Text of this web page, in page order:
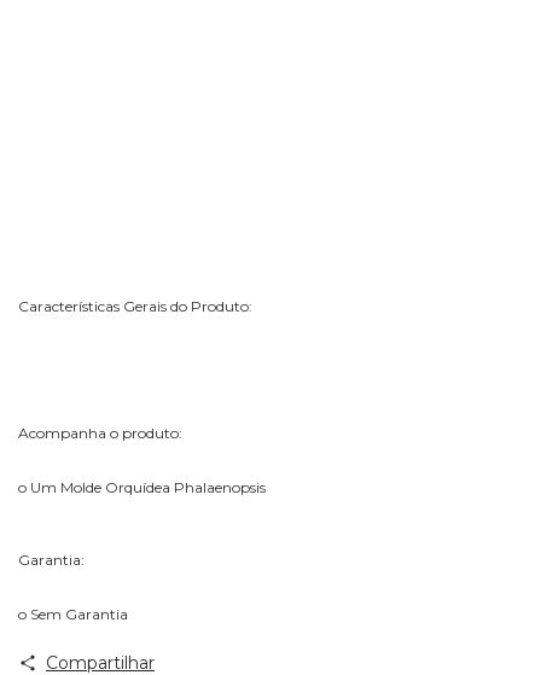
Características Gerais do Produto:
Acompanha o produto:
o Um Molde Orquídea Phalaenopsis
Garantia:
o Sem Garantia
Compartilhar